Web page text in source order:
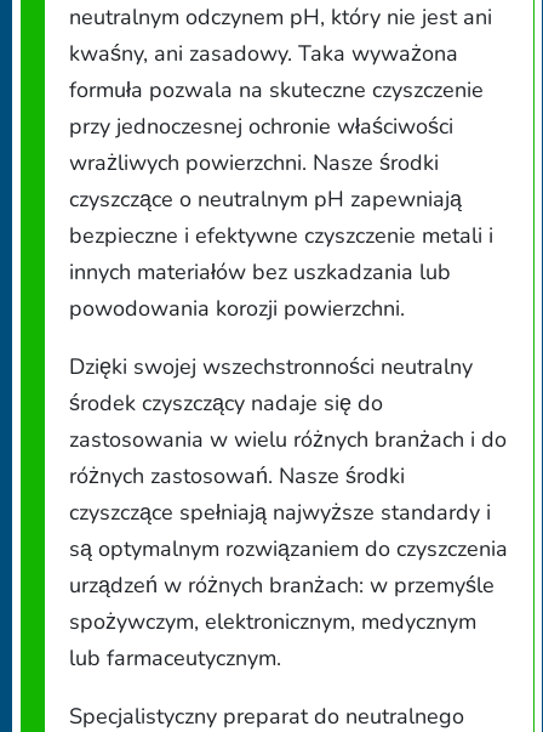
neutralnym odczynem pH, który nie jest ani
kwaśny, ani zasadowy. Taka wyważona
formuła pozwala na skuteczne czyszczenie
przy jednoczesnej ochronie właściwości
wrażliwych powierzchni. Nasze środki
czyszczące o neutralnym pH zapewniają
bezpieczne i efektywne czyszczenie metali i
innych materiałów bez uszkadzania lub
powodowania korozji powierzchni.
Dzięki swojej wszechstronności neutralny
środek czyszczący nadaje się do
zastosowania w wielu różnych branżach i do
różnych zastosowań. Nasze środki
czyszczące spełniają najwyższe standardy i
są optymalnym rozwiązaniem do czyszczenia
urządzeń w różnych branżach: w przemyśle
spożywczym, elektronicznym, medycznym
lub farmaceutycznym.
Specjalistyczny preparat do neutralnego